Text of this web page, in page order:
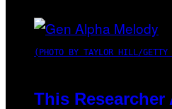
(PHOTO BY TAYLOR HILL/GETTY
This